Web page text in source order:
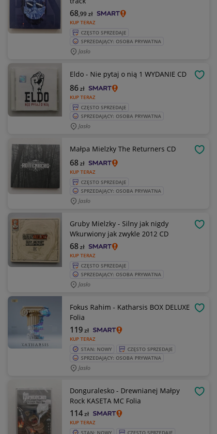
KUP TERAZ
68,99zł
CZĘSTO SPRZEDAJE
SPRZEDAJĄCY: OSOBA PRYWATNA
Jasło
Eldo - Nie pytaj o nią 1 WYDANIE CD
KUP TERAZ
86zł
CZĘSTO SPRZEDAJE
SPRZEDAJĄCY: OSOBA PRYWATNA
Jasło
Małpa Mielzky The Returners CD
KUP TERAZ
68zł
CZĘSTO SPRZEDAJE
SPRZEDAJĄCY: OSOBA PRYWATNA
Jasło
Gruby Mielzky - Silny jak nigdy
Wkurwiony jak zwykle 2012 CD
KUP TERAZ
68zł
CZĘSTO SPRZEDAJE
SPRZEDAJĄCY: OSOBA PRYWATNA
Jasło
Fokus Rahim - Katharsis BOX DELUXE
Folia
KUP TERAZ
119zł
STAN: NOWY
CZĘSTO SPRZEDAJE
SPRZEDAJĄCY: OSOBA PRYWATNA
Jasło
Donguralesko - Drewnianej Małpy
Rock KASETA MC Folia
KUP TERAZ
114zł
STAN: NOWY CZĘSTO SPRZEDAJE